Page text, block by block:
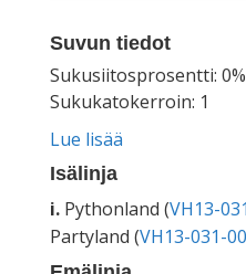
Suvun tiedot
Sukusiitosprosentti: 0%
Sukukatokerroin: 1
Lue lisää
Isälinja
i. Pythonland (VH13-
Partyland (VH13-031-